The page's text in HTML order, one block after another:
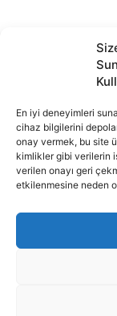
En iyi deneyimleri
cihaz bilgilerini
onay vermek, bu site
kimlikler gibi verilerin
verilen onayı geri
etkilenmesine neden
İnternet
içeriğin hakları
basılı ya da
e-Mail